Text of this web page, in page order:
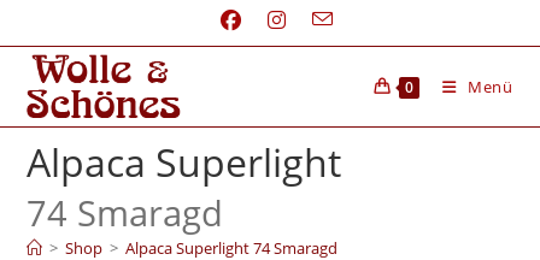
0 Menü
Alpaca Superlight
74 Smaragd
> Shop > Alpaca Superlight 74 Smaragd